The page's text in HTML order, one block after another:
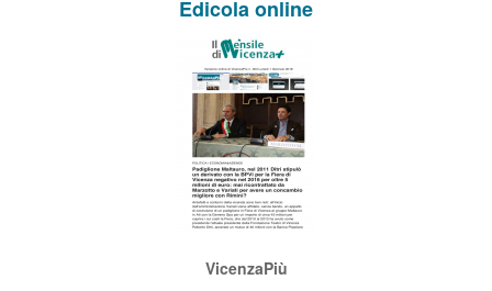
Edicola online
VicenzaPiù